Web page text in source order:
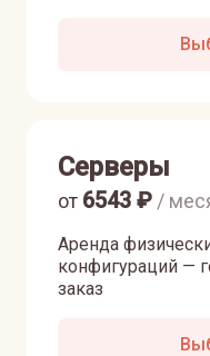
Серверы
Аренда
конфигураций —
заказ
от 6543 ₽ /